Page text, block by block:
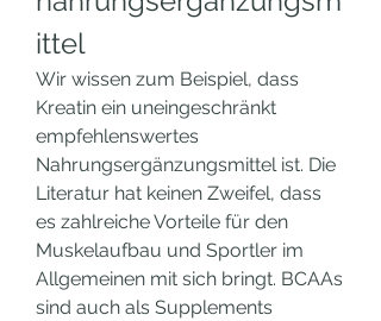
ittel
Wir wissen zum Beispiel, dass
Kreatin ein uneingeschränkt
empfehlenswertes
Nahrungsergänzungsmittel ist. Die
Literatur hat keinen Zweifel, dass
es zahlreiche Vorteile für den
Muskelaufbau und Sportler im
Allgemeinen mit sich bringt. BCAAs
sind auch als Supplements